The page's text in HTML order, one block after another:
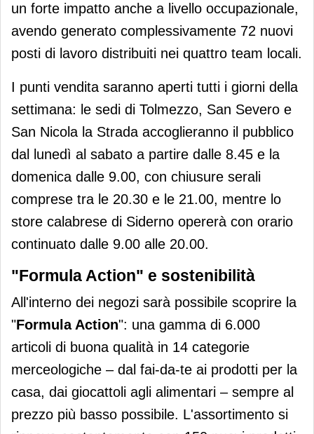
un forte impatto anche a livello occupazionale,
avendo generato complessivamente 72 nuovi
posti di lavoro distribuiti nei quattro team locali.
I punti vendita saranno aperti tutti i giorni della
settimana: le sedi di Tolmezzo, San Severo e
San Nicola la Strada accoglieranno il pubblico
dal lunedì al sabato a partire dalle 8.45 e la
domenica dalle 9.00, con chiusure serali
comprese tra le 20.30 e le 21.00, mentre lo
store calabrese di Siderno opererà con orario
continuato dalle 9.00 alle 20.00.
"Formula Action" e sostenibilità
All'interno dei negozi sarà possibile scoprire la
"Formula Action": una gamma di 6.000
articoli di buona qualità in 14 categorie
merceologiche – dal fai-da-te ai prodotti per la
casa, dai giocattoli agli alimentari – sempre al
prezzo più basso possibile. L'assortimento si